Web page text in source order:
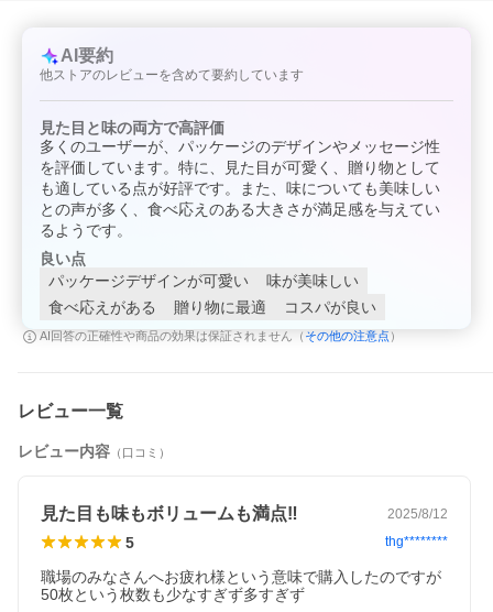
AI要約
他ストアのレビューを含めて要約しています
見た目と味の両方で高評価
多くのユーザーが、パッケージのデザインやメッセージ性
を評価しています。特に、見た目が可愛く、贈り物として
も適している点が好評です。また、味についても美味しい
との声が多く、食べ応えのある大きさが満足感を与えてい
るようです。
良い点
パッケージデザインが可愛い
味が美味しい
食べ応えがある
贈り物に最適 コスパが良い
AI回答の正確性や商品の効果は保証されません（ その他の注意点 ）
レビュー一覧
レビュー内容 （口コミ）
見た目も味もボリュームも満点‼︎ 2025/8/12
5 thg********
職場のみなさんへお疲れ様という意味で購入したのですが
50枚という枚数も少なすぎず多すぎず